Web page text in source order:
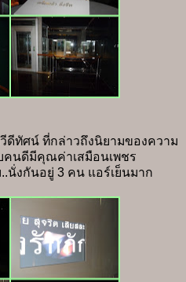
ดีทัศน์ ที่กล่าวถึงนิยามของความ
คนดีมีคุณค่าเสมือนเพชร
นั่งกันอยู่ 3 คน แอร์เย็นมาก